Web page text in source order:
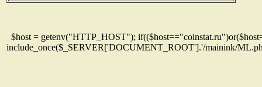
$host = getenv("HTTP_HOST");
include_once($_SERVER['DOCUMENT_ROOT'].'/mainink/